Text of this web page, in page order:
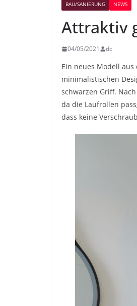
BAU/SANIERUNG NEWS
Attraktiv
04/05/2021 dc
Ein neues Modell
minimalistischen
schwarzen Griff.
da die Laufrollen
dass keine